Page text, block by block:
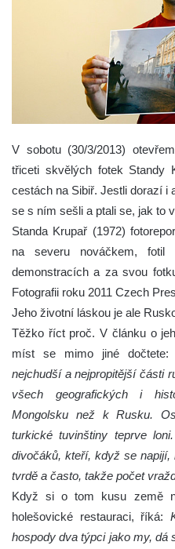
V sobotu (30/3/2013)
třiceti skvělých fotek Standy
cestách na Sibiř. Jestli dorazí i
se s ním sešli a ptali se, jak to
Standa Krupař (1972)
na severu nováčkem,
demonstracích a za svou
Fotografii roku 2011 Czech
Jeho životní láskou je ale
Těžko říct proč. V článku o
míst se mimo jiné dočtete:
nejchudší a nejpropitější části
všech geografických i
Mongolsku než k Rusku.
turkické tuvinštiny teprve
divočáků, kteří, když se napijí,
tvrdě a často, takže počet
Když si o tom kusu země
holešovické restauraci, říká:
hospody dva týpci jako my, dá